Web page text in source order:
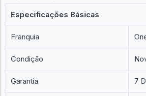
Especificações Básicas
Franquia
Condição
Garantia 7